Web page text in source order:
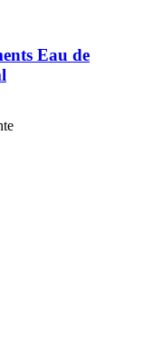
Eau de